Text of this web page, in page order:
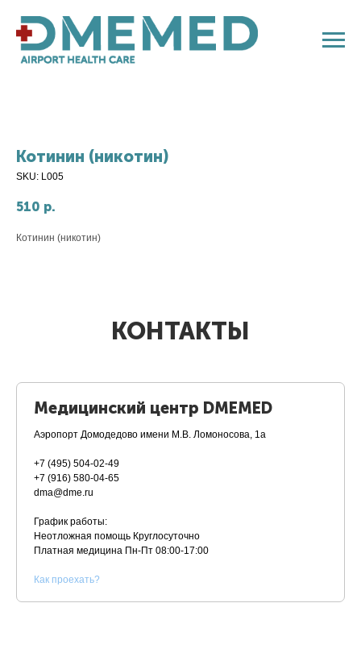
Котинин (никотин)
SKU: L005
510 р.
Котинин (никотин)
КОНТАКТЫ
Медицинский центр DMEMED
Аэропорт Домодедово имени М.В. Ломоносова, 1а
+7 (495) 504-02-49
+7 (916) 580-04-65
dma@dme.ru
График работы:
Неотложная помощь Круглосуточно
Платная медицина Пн-Пт 08:00-17:00
Как проехать?